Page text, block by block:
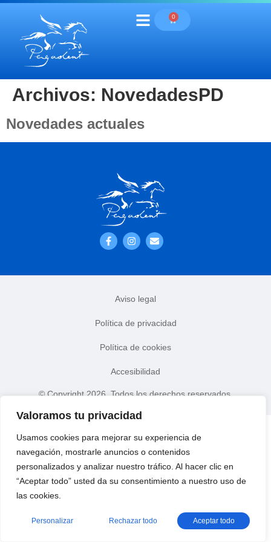
Valoramos tu privacidad
Usamos cookies para mejorar su experiencia de
navegación, mostrarle anuncios o contenidos
personalizados y analizar nuestro tráfico. Al hacer clic en
“Aceptar todo” usted da su consentimiento a nuestro uso de
las cookies.
Personalizar Rechazar todo Aceptar todo
0
Archivos: NovedadesPD
Novedades actuales
Aviso legal
Política de privacidad
Política de cookies
Accesibilidad
© Copyright 2026. Todos los derechos reservados.